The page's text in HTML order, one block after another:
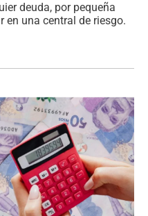
deuda, por pequeña
en una central de riesgo.